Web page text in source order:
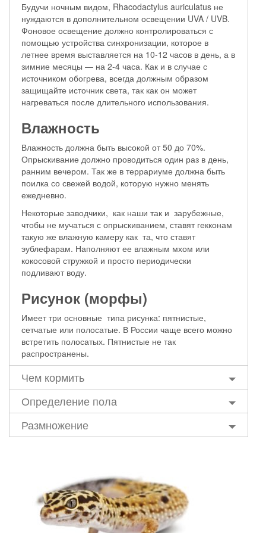
Будучи ночным видом, Rhacodactylus auriculatus не
нуждаются в дополнительном освещении UVA / UVB.
Фоновое освещение должно контролироваться с
помощью устройства синхронизации, которое в
летнее время выставляется на 10-12 часов в день, а в
зимние месяцы — на 2-4 часа. Как и в случае с
источником обогрева, всегда должным образом
защищайте источник света, так как он может
нагреваться после длительного использования.
Влажность
Влажность должна быть высокой от 50 до 70%.
Опрыскивание должно проводиться один раз в день,
ранним вечером. Так же в террариуме должна быть
поилка со свежей водой, которую нужно менять
ежедневно.
Некоторые заводчики, как наши так и зарубежные,
чтобы не мучаться с опрыскиванием, ставят гекконам
такую же влажную камеру как та, что ставят
эублефарам. Наполняют ее влажным мхом или
кокосовой стружкой и просто периодически
подливают воду.
Рисунок (морфы)
Имеет три основные типа рисунка: пятнистые,
сетчатые или полосатые. В России чаще всего можно
встретить полосатых. Пятнистые не так
распространены.
Чем кормить
Определение пола
Размножение